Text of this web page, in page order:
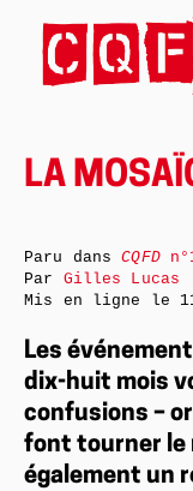
LA
Les
dix-huit mois
confusions –
font tourner le
également un
Paru dansCQFD
Par Gilles Lucas
Mis en ligne le